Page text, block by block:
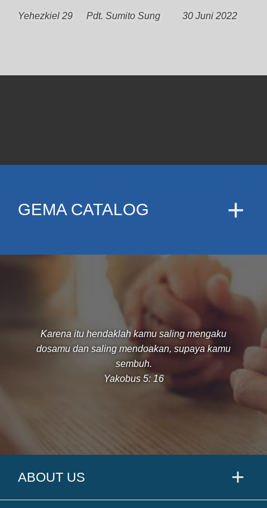
Yehezkiel 29 30 Juni 2022
Pdt. Sumito Sung
GEMA CATALOG
Karena itu hendaklah kamu saling mengaku
dosamu dan saling mendoakan, supaya kamu
sembuh.
Yakobus 5: 16
ABOUT US